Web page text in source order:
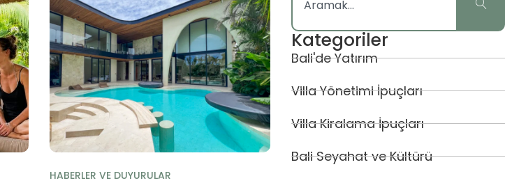
HABERLER VE DUYURULAR
Kategoriler
Bali'de Yatırım
Villa Yönetimi İpuçları
Villa Kiralama İpuçları
Bali Seyahat ve Kültürü